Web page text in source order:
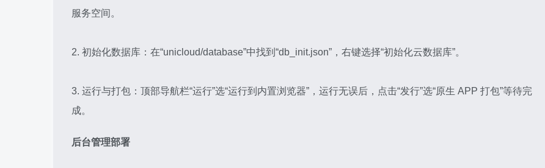
服务空间。
2. 初始化数据库：在“unicloud/database”中找到“db_init.json”，右键选择“初始化云数据库”。
3. 运行与打包：顶部导航栏“运行”选“运行到内置浏览器”，运行无误后，点击“发行”选“原生 APP 打包”等待完
成。
后台管理部署